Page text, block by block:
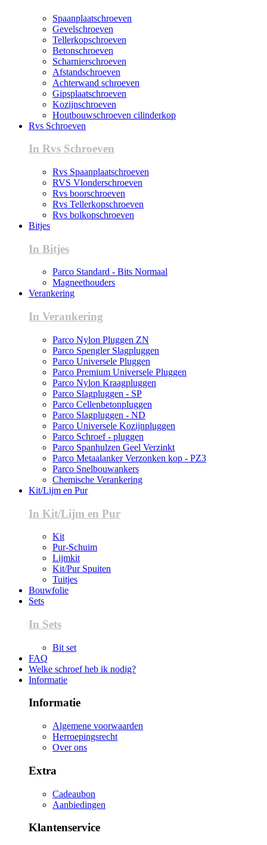
Spaanplaatschroeven
Gevelschroeven
Tellerkopschroeven
Betonschroeven
Scharnierschroeven
Afstandschroeven
Achterwand schroeven
Gipsplaatschroeven
Kozijnschroeven
Houtbouwschroeven cilinderkop
Rvs Schroeven
In Rvs Schroeven
Rvs Spaanplaatschroeven
RVS Vlonderschroeven
Rvs boorschroeven
Rvs Tellerkopschroeven
Rvs bolkopschroeven
Bitjes
In Bitjes
Parco Standard - Bits Normaal
Magneethouders
Verankering
In Verankering
Parco Nylon Pluggen ZN
Parco Spengler Slagpluggen
Parco Universele Pluggen
Parco Premium Universele Pluggen
Parco Nylon Kraagpluggen
Parco Slagpluggen - SP
Parco Cellenbetonpluggen
Parco Slagpluggen - ND
Parco Universele Kozijnpluggen
Parco Schroef - pluggen
Parco Spanhulzen Geel Verzinkt
Parco Metaalanker Verzonken kop - PZ3
Parco Snelbouwankers
Chemische Verankering
Kit/Lijm en Pur
In Kit/Lijm en Pur
Kit
Pur-Schuim
Lijmkit
Kit/Pur Spuiten
Tuitjes
Bouwfolie
Sets
In Sets
Bit set
FAQ
Welke schroef heb ik nodig?
Informatie
Informatie
Algemene voorwaarden
Herroepingsrecht
Over ons
Extra
Cadeaubon
Aanbiedingen
Klantenservice